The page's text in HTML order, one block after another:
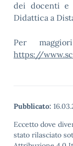
dei docenti e
Didattica a
Per
https://
Pubblicato:
Eccetto dove
stato rilasciato